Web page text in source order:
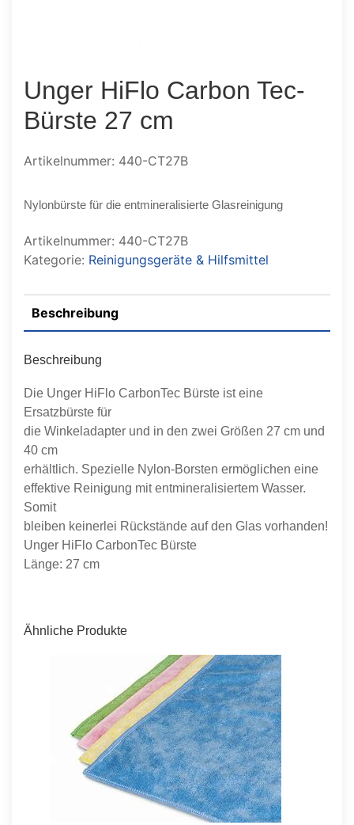
Unger HiFlo Carbon Tec-
Bürste 27 cm
Artikelnummer: 440-CT27B
Nylonbürste für die entmineralisierte Glasreinigung
Artikelnummer: 440-CT27B
Kategorie: Reinigungsgeräte & Hilfsmittel
Beschreibung
Beschreibung
Die Unger HiFlo CarbonTec Bürste ist eine
Ersatzbürste für
die Winkeladapter und in den zwei Größen 27 cm und
40 cm
erhältlich. Spezielle Nylon-Borsten ermöglichen eine
effektive Reinigung mit entmineralisiertem Wasser.
Somit
bleiben keinerlei Rückstände auf den Glas vorhanden!
Unger HiFlo CarbonTec Bürste
Länge: 27 cm
Ähnliche Produkte